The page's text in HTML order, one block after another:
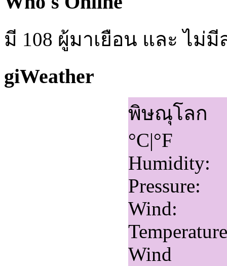
มี 108 ผู้มาเยือน และ ไม่
giWeather
พิษณุโลก
°C|°F
Humidity:
Pressure:
Wind:
Temperature
Wind